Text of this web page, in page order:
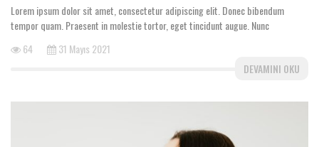
Lorem ipsum dolor sit amet, consectetur adipiscing elit. Donec bibendum
tempor quam. Praesent in molestie tortor, eget tincidunt augue. Nunc
64
31 Mayıs 2021
DEVAMINI OKU